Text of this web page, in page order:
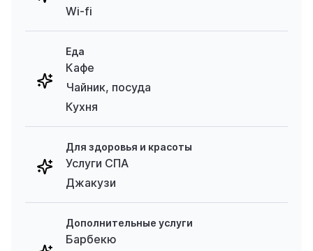
Wi-fi
Еда
Кафе
Чайник, посуда
Кухня
Для здоровья и красоты
Услуги СПА
Джакузи
Дополнительные услуги
Барбекю